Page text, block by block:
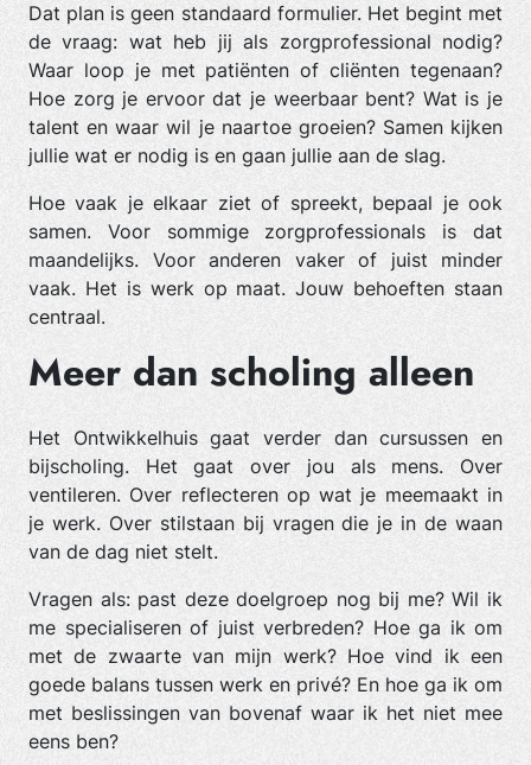
Dat plan is geen standaard formulier. Het begint met
de vraag: wat heb jij als zorgprofessional nodig?
Waar loop je met patiënten of cliënten tegenaan?
Hoe zorg je ervoor dat je weerbaar bent? Wat is je
talent en waar wil je naartoe groeien? Samen kijken
jullie wat er nodig is en gaan jullie aan de slag.
Hoe vaak je elkaar ziet of spreekt, bepaal je ook
samen. Voor sommige zorgprofessionals is dat
maandelijks. Voor anderen vaker of juist minder
vaak. Het is werk op maat. Jouw behoeften staan
centraal.
Meer dan scholing alleen
Het Ontwikkelhuis gaat verder dan cursussen en
bijscholing. Het gaat over jou als mens. Over
ventileren. Over reflecteren op wat je meemaakt in
je werk. Over stilstaan bij vragen die je in de waan
van de dag niet stelt.
Vragen als: past deze doelgroep nog bij me? Wil ik
me specialiseren of juist verbreden? Hoe ga ik om
met de zwaarte van mijn werk? Hoe vind ik een
goede balans tussen werk en privé? En hoe ga ik om
met beslissingen van bovenaf waar ik het niet mee
eens ben?